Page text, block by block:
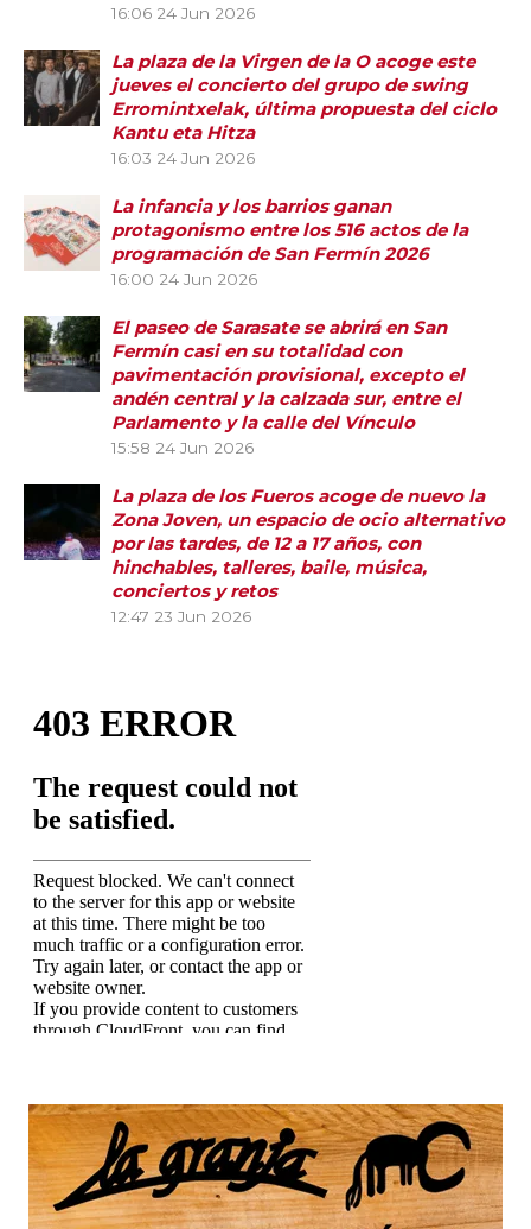
16:06 24 Jun 2026
La plaza de la Virgen de la O acoge este
jueves el concierto del grupo de swing
Erromintxelak, última propuesta del ciclo
Kantu eta Hitza
16:03 24 Jun 2026
La infancia y los barrios ganan
protagonismo entre los 516 actos de la
programación de San Fermín 2026
16:00 24 Jun 2026
El paseo de Sarasate se abrirá en San
Fermín casi en su totalidad con
pavimentación provisional, excepto el
andén central y la calzada sur, entre el
Parlamento y la calle del Vínculo
15:58 24 Jun 2026
La plaza de los Fueros acoge de nuevo la
Zona Joven, un espacio de ocio alternativo
por las tardes, de 12 a 17 años, con
hinchables, talleres, baile, música,
conciertos y retos
12:47 23 Jun 2026